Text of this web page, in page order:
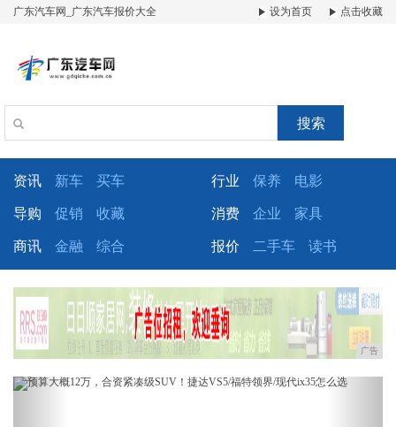
广东汽车网_广东汽车报价大全 设为首页 点击收藏
搜索
资讯 新车 买车 行业 保养 电影
导购 促销 收藏 消费 企业 家具
商讯 金融 综合 报价 二手车 读书
广告
Previous